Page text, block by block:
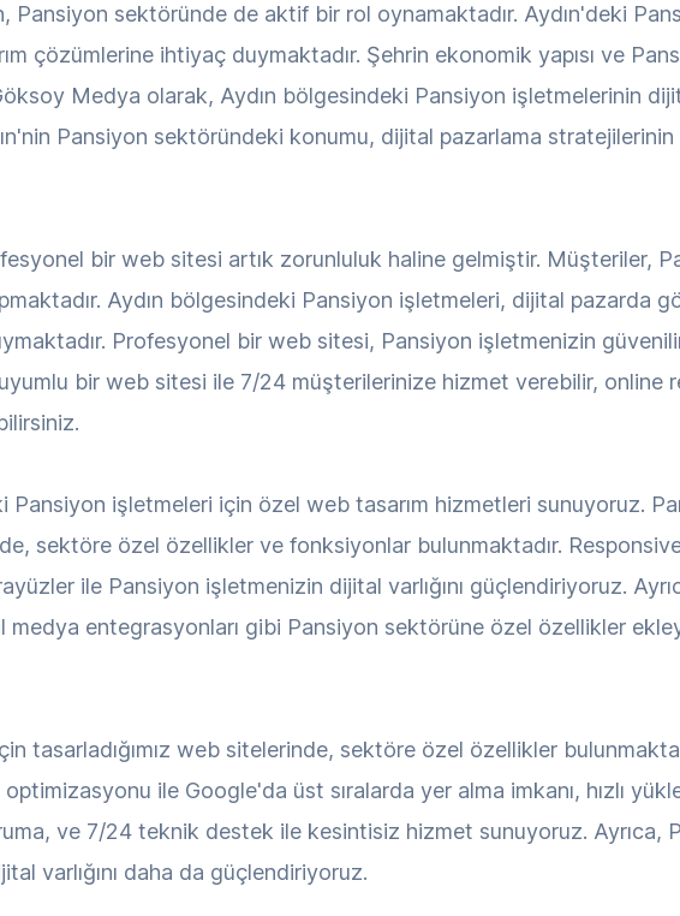
Pansiyon sektöründe de aktif bir rol oynamaktadır. Aydın'deki
çözümlerine ihtiyaç duymaktadır. Şehrin ekonomik yapısı ve
Medya olarak, Aydın bölgesindeki Pansiyon işletmelerinin
Pansiyon sektöründeki konumu, dijital pazarlama
bir web sitesi artık zorunluluk haline gelmiştir. Müşteriler,
Aydın bölgesindeki Pansiyon işletmeleri, dijital pazarda
Profesyonel bir web sitesi, Pansiyon işletmenizin
uyumlu bir web sitesi ile 7/24 müşterilerinize hizmet verebilir, online
işletmeleri için özel web tasarım hizmetleri sunuyoruz.
sektöre özel özellikler ve fonksiyonlar bulunmaktadır.
ile Pansiyon işletmenizin dijital varlığını güçlendiriyoruz.
medya entegrasyonları gibi Pansiyon sektörüne özel özellikler
tasarladığımız web sitelerinde, sektöre özel özellikler
ile Google'da üst sıralarda yer alma imkanı, hızlı
ve 7/24 teknik destek ile kesintisiz hizmet sunuyoruz. Ayrıca,
varlığını daha da güçlendiriyoruz.